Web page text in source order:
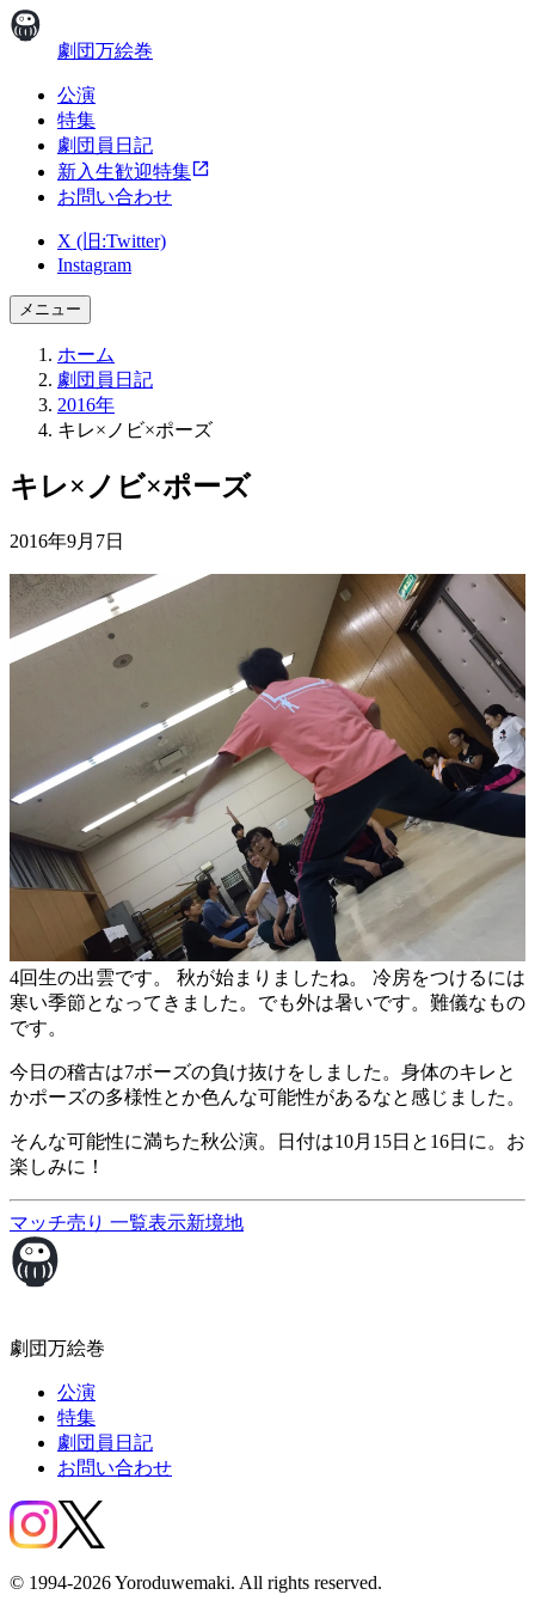
劇団万絵巻
公演
特集
劇団員日記
新入生歓迎特集
お問い合わせ
X (旧:Twitter)
Instagram
メニュー
ホーム
劇団員日記
2016年
キレ×ノビ×ポーズ
キレ×ノビ×ポーズ
2016年9月7日
4回生の出雲です。 秋が始まりましたね。 冷房をつけるには
寒い季節となってきました。でも外は暑いです。難儀なもの
です。
今日の稽古は7ボーズの負け抜けをしました。身体のキレと
かポーズの多様性とか色んな可能性があるなと感じました。
そんな可能性に満ちた秋公演。日付は10月15日と16日に。お
楽しみに！
マッチ売り 一覧表示新境地
劇団万絵巻
公演
特集
劇団員日記
お問い合わせ
© 1994-2026 Yoroduwemaki. All rights reserved.